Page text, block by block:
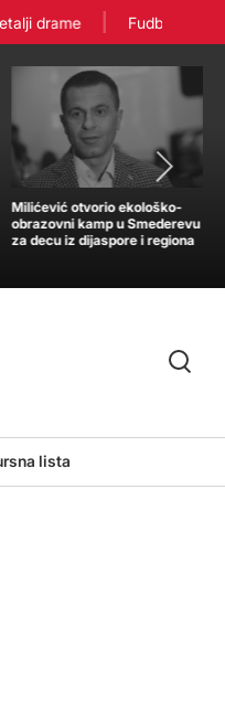
drame Fudbaleri
Milićević otvorio ekološko-
obrazovni kamp u Smederevu
za decu iz dijaspore i regiona
lista